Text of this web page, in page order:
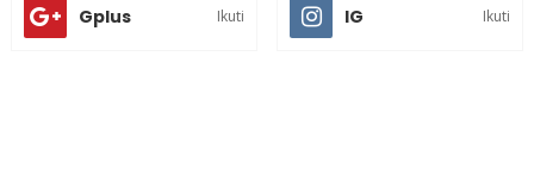
Gplus Ikuti IG Ikuti